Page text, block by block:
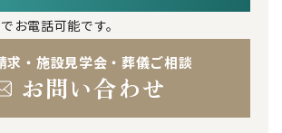
お電話可能です。
求・施設見学会・葬儀ご相談
お問い合わせ